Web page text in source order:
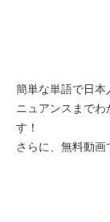
簡単な単語で日本
ニュアンスまで
す！
さらに、無料動画